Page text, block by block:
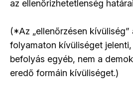
az ellenőrizhetetlenség
(*Az „ellenőrzésen
folyamaton kívüliséget
befolyás egyéb, nem a
eredő formáin kívüliséget.)